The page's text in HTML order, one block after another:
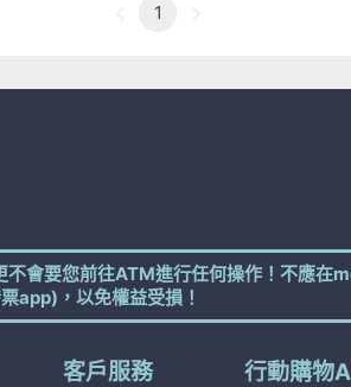
1
會要您前往ATM進行任何操作！不應在
app)，以免權益受損！
客戶服務 行動購物